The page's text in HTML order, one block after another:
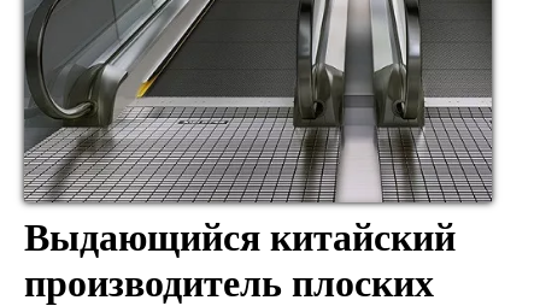
Выдающийся китайский
производитель плоских